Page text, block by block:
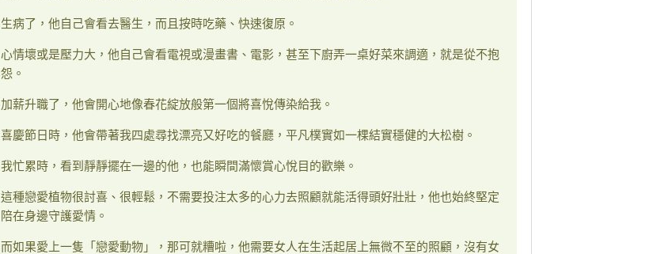
生病了，他自己會看去醫生，而且按時吃藥、快速復原。
心情壞或是壓力大，他自己會看電視或漫畫書、電影，甚至下廚弄一桌好菜來調適，就是從不抱
怨。
加薪升職了，他會開心地像春花綻放般第一個將喜悅傳染給我。
喜慶節日時，他會帶著我四處尋找漂亮又好吃的餐廳，平凡樸實如一棵結實穩健的大松樹。
我忙累時，看到靜靜擺在一邊的他，也能瞬間滿懷賞心悅目的歡樂。
這種戀愛植物很討喜、很輕鬆，不需要投注太多的心力去照顧就能活得頭好壯壯，他也始終堅定
陪在身邊守護愛情。
而如果愛上一隻「戀愛動物」，那可就糟啦，他需要女人在生活起居上無微不至的照顧，沒有女